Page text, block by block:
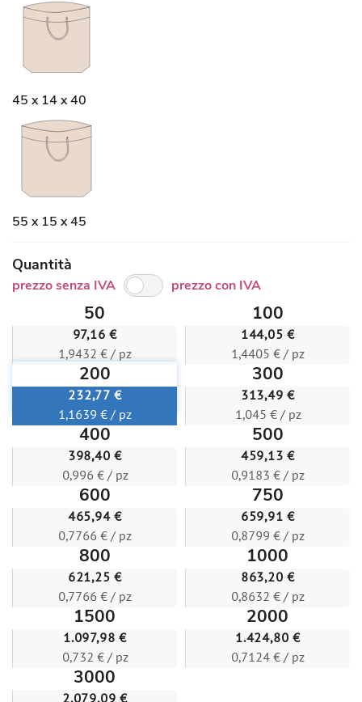
45 x 14 x 40
55 x 15 x 45
Quantità
prezzo senza IVA prezzo con IVA
50
97,16 €
1,9432 € / pz
100
144,05 €
1,4405 € / pz
200
232,77 €
1,1639 € / pz
300
313,49 €
1,045 € / pz
400
398,40 €
0,996 € / pz
500
459,13 €
0,9183 € / pz
600
465,94 €
0,7766 € / pz
750
659,91 €
0,8799 € / pz
800
621,25 €
0,7766 € / pz
1000
863,20 €
0,8632 € / pz
1500
1.097,98 €
0,732 € / pz
2000
1.424,80 €
0,7124 € / pz
3000
2.079,09 €